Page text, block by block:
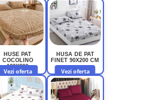
HUSE PAT
COCOLINO
180X200
Vezi oferta
HUSA DE PAT
FINET 90X200 CM
Vezi oferta